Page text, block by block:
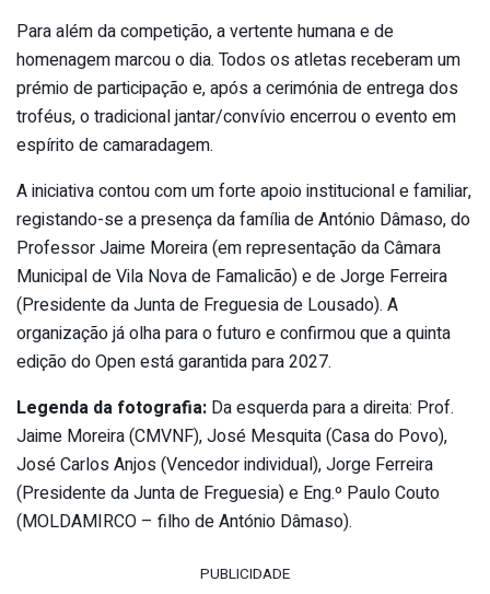
Para além da competição, a vertente humana e de
homenagem marcou o dia. Todos os atletas receberam um
prémio de participação e, após a cerimónia de entrega dos
troféus, o tradicional jantar/convívio encerrou o evento em
espírito de camaradagem.
A iniciativa contou com um forte apoio institucional e familiar,
registando-se a presença da família de António Dâmaso, do
Professor Jaime Moreira (em representação da Câmara
Municipal de Vila Nova de Famalicão) e de Jorge Ferreira
(Presidente da Junta de Freguesia de Lousado). A
organização já olha para o futuro e confirmou que a quinta
edição do Open está garantida para 2027.
Legenda da fotografia: Da esquerda para a direita: Prof.
Jaime Moreira (CMVNF), José Mesquita (Casa do Povo),
José Carlos Anjos (Vencedor individual), Jorge Ferreira
(Presidente da Junta de Freguesia) e Eng.º Paulo Couto
(MOLDAMIRCO – filho de António Dâmaso).
PUBLICIDADE